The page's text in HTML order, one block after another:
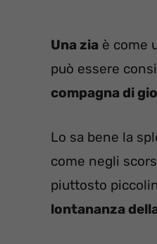
Una zia è come
può essere
compagna di
Lo sa bene la
come negli
piuttosto
lontananza